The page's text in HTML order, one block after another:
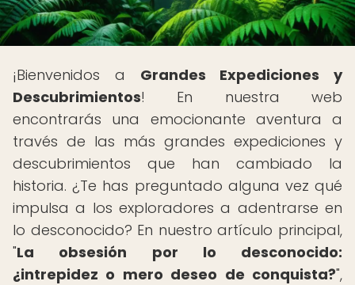
¡Bienvenidos a Grandes Expediciones y
Descubrimientos! En nuestra web
encontrarás una emocionante aventura a
través de las más grandes expediciones y
descubrimientos que han cambiado la
historia. ¿Te has preguntado alguna vez qué
impulsa a los exploradores a adentrarse en
lo desconocido? En nuestro artículo principal,
"La obsesión por lo desconocido:
¿intrepidez o mero deseo de conquista?",